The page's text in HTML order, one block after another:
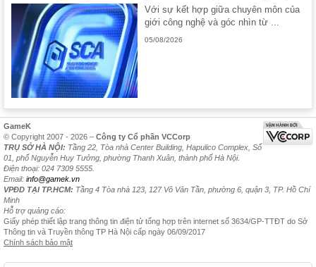
Với sự kết hợp giữa chuyên môn của
giới công nghệ và góc nhìn từ ...
05/08/2026
GameK
© Copyright 2007 - 2026 – Công ty Cổ phần VCCorp
TRỤ SỞ HÀ NỘI: Tầng 22, Tòa nhà Center Building, Hapulico Complex, Số
01, phố Nguyễn Huy Tưởng, phường Thanh Xuân, thành phố Hà Nội.
Điện thoại: 024 7309 5555.
Email: info@gamek.vn
VPĐD TẠI TP.HCM: Tầng 4 Tòa nhà 123, 127 Võ Văn Tần, phường 6, quận 3, TP. Hồ Chí
Minh
Hỗ trợ quảng cáo:
Giấy phép thiết lập trang thông tin điện tử tổng hợp trên internet số 3634/GP-TTĐT do Sở
Thông tin và Truyền thông TP Hà Nội cấp ngày 06/09/2017
Chính sách bảo mật